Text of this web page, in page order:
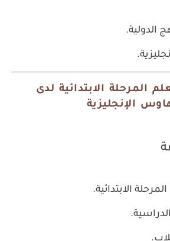
الدولية.
المرحلة الابتدائية لدى
الإنجليزية
الابتدائية.